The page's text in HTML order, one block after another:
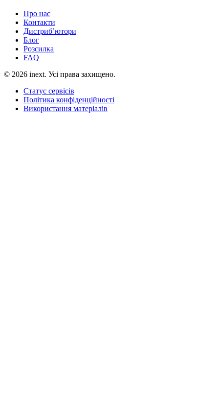
Про нас
Контакти
Дистриб’ютори
Блог
Розсилка
FAQ
© 2026 inext. Усі права захищено.
Статус сервісів
Політика конфіденційності
Використання матеріалів